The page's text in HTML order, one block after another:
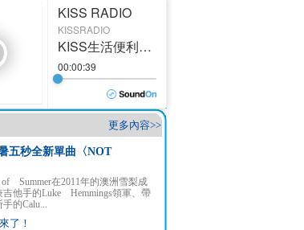
更多內容>>
五秒全新單曲〈NOT
Summer在2011年的澳洲雪梨成
吉他手的Luke Hemmings領軍、帶
的Calu...
了！